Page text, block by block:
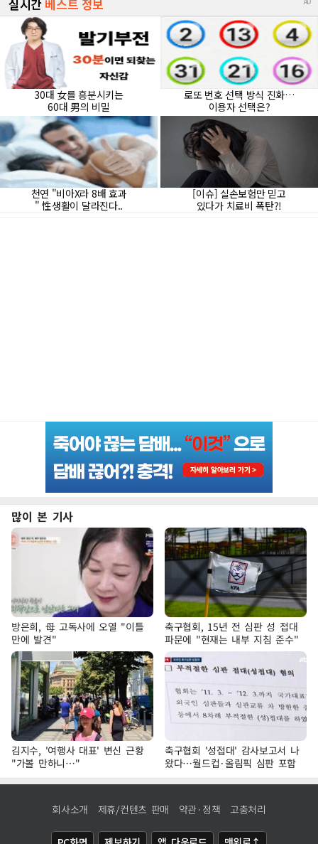
많이 본 기사
방은희, 母 고독사에 오열 "이틀
만에 발견"
축구협회, 15년 전 심판 성 접대
파문에 "현재는 내부 지침 준수"
김지수, '여행사 대표' 변신 근황
"가볼 만하니…"
축구협회 '성접대' 감사보고서 나
왔다…월드컵·올림픽 심판 포함
회사소개 제휴/컨텐츠 판매 약관·정책 고충처리